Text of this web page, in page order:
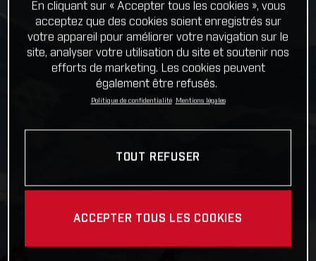
En cliquant sur « Accepter tous les cookies », vous
acceptez que des cookies soient enregistrés sur
votre appareil pour améliorer votre navigation sur le
site, analyser votre utilisation du site et soutenir nos
efforts de marketing. Les cookies peuvent
également être refusés.
Politique de confidentialité Mentions légales
TOUT REFUSER
ACCEPTER TOUS LES COOKIES